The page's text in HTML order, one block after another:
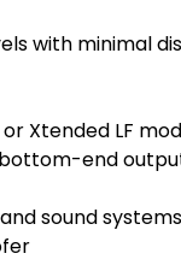
with minimal
Xtended LF
end
sound systems